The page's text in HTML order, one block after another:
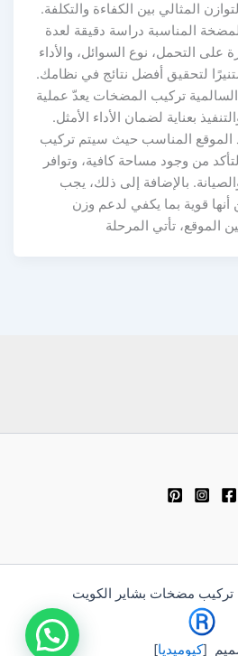
المثالي بين الكفاءة والتكلفة.
المناسبة دراسة دقيقة لعدة
على التحمل، نوع السوائل، والأداء
لتحقيق أفضل نتائج في نظامك.
تركيب المضخات يعدّ عملية
بعناية لضمان الأداء الأمثل.
الموقع المناسب حيث سيتم تركيب
من وجود مساحة كافية، وتوافر
بالإضافة إلى ذلك، يجب
قوية بما يكفي لدعم وزن
الموقع، تأتي المرحلة
مضخات بشاير الكويت
[كيوميديا]